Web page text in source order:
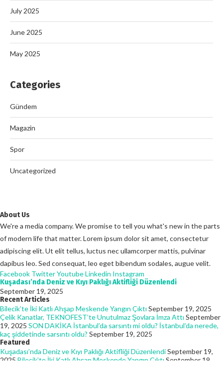
July 2025
June 2025
May 2025
Categories
Gündem
Magazin
Spor
Uncategorized
About Us
We're a media company. We promise to tell you what's new in the parts
of modern life that matter. Lorem ipsum dolor sit amet, consectetur
adipiscing elit. Ut elit tellus, luctus nec ullamcorper mattis, pulvinar
dapibus leo. Sed consequat, leo eget bibendum sodales, augue velit.
Facebook TwitterYoutubeLinkedin Instagram
Kuşadası’nda Deniz ve Kıyı Paklığı Aktifliği Düzenlendi
September 19, 2025
Recent Articles
Bilecik’te İki Katlı Ahşap Meskende Yangın Çıktı September 19, 2025
Çelik Kanatlar, TEKNOFEST’te Unutulmaz Şovlara İmza Attı September
19, 2025 SON DAKİKA İstanbul’da sarsıntı mi oldu? İstanbul’da nerede,
kaç şiddetinde sarsıntı oldu? September 19, 2025
Featured
Kuşadası’nda Deniz ve Kıyı Paklığı Aktifliği DüzenlendiSeptember 19,
2025 Bilecik’te İki Katlı Ahşap Meskende Yangın Çıktı September 19,